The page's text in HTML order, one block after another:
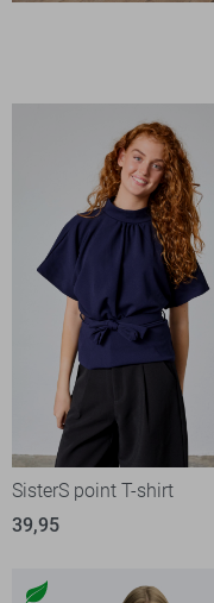
SisterS point T-shirt
39,95